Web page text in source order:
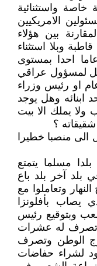
خاصة واستثنائية
الامريكيين
بين هؤلاء
وبلا استثناء
احدا بمستوى
لمسؤول عراقي
او رئيس وزراء
ابنائه وهل يوجد
ولا يملك الا بيت
؟
الى منصبا خطيرا
مسلما يتمتع
آخر بلد باع
وتعاملوا مع
يصاب بأفلونزا
وبتوقيع رئيس
تصرف له عشرات
الوطن وتصرف
لشراء حفاضات